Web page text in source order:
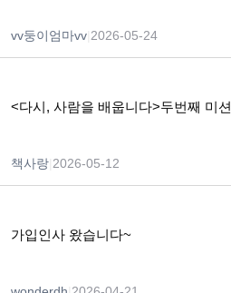
vv둥이엄마vv 2026-05-24
<다시, 사람을 배웁니다>두번째 미션
책사랑 2026-05-12
가입인사 왔습니다~